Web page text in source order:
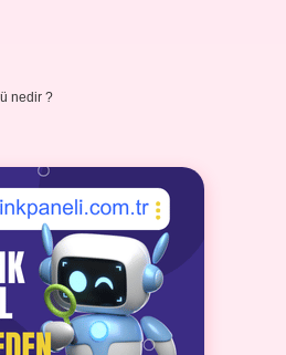
nedir ?